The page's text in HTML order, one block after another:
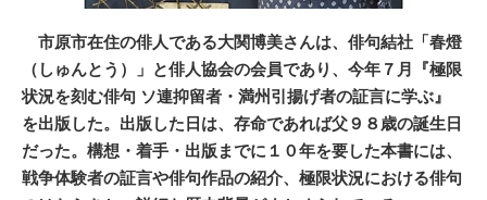
市原市在住の俳人である大関博美さんは、俳句結社「春燈
（しゅんとう）」と俳人協会の会員であり、今年７月『極限
状況を刻む俳句 ソ連抑留者・満州引揚げ者の証言に学ぶ』
を出版した。出版した日は、存命であれば父９８歳の誕生日
だった。構想・着手・出版までに１０年を要した本書には、
戦争体験者の証言や俳句作品の紹介、極限状況における俳句